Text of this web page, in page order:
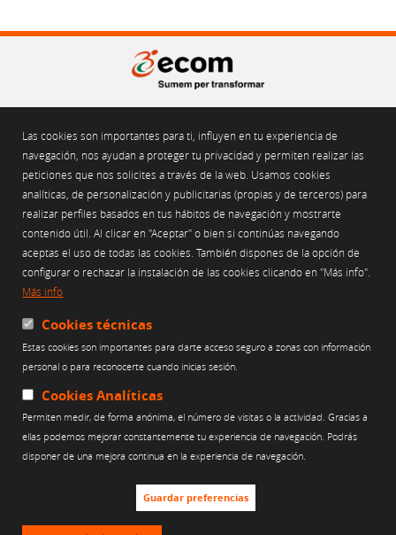
Las cookies son importantes para ti, influyen en tu experiencia de
navegación, nos ayudan a proteger tu privacidad y permiten realizar las
peticiones que nos solicites a través de la web. Usamos cookies
analíticas, de personalización y publicitarias (propias y de terceros) para
realizar perfiles basados en tus hábitos de navegación y mostrarte
contenido útil. Al clicar en "Aceptar" o bien si continúas navegando
aceptas el uso de todas las cookies. También dispones de la opción de
configurar o rechazar la instalación de las cookies clicando en "Más info".
Más info
Cookies técnicas
Estas cookies son importantes para darte acceso seguro a zonas con información
personal o para reconocerte cuando inicias sesión.
Cookies Analíticas
Permiten medir, de forma anónima, el número de visitas o la actividad. Gracias a
ellas podemos mejorar constantemente tu experiencia de navegación. Podrás
disponer de una mejora continua en la experiencia de navegación.
Guardar preferencias
Tel. 93 451 55 50 Fax. 93 451 69 04ecom@ecom.cat
Sello de Garantía LOPD-LSSICE
AVISO LEGAL
POLÍTICA DE PRIVACIDAD
POLÍTICA DE USO DE COOKIES
Web financiada por:
Creu de Sant Jordi 2011